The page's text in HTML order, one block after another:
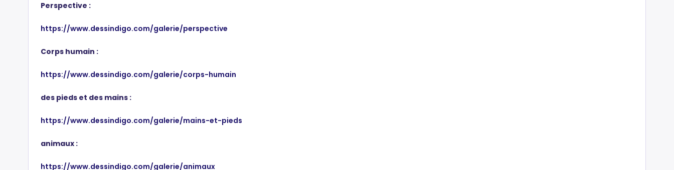
Perspective :
https://www.dessindigo.com/galerie/perspective
Corps humain :
https://www.dessindigo.com/galerie/corps-humain
des pieds et des mains :
https://www.dessindigo.com/galerie/mains-et-pieds
animaux :
https://www.dessindigo.com/galerie/animaux